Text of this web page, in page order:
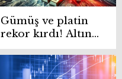
Gümüş ve platin
rekor kırdı! Altın
zirve tazeledi